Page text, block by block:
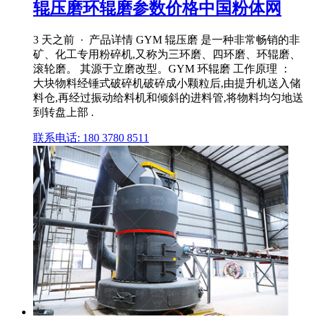
辊压磨环辊磨参数价格中国粉体网
3 天之前 · 产品详情 GYM 辊压磨 是一种非常畅销的非
矿、化工专用粉碎机,又称为三环磨、四环磨、环辊磨、
滚轮磨。 其源于立磨改型。GYM 环辊磨 工作原理 ：
大块物料经锤式破碎机破碎成小颗粒后,由提升机送入储
料仓,再经过振动给料机和倾斜的进料管,将物料均匀地送
到转盘上部 .
联系电话: 180 3780 8511